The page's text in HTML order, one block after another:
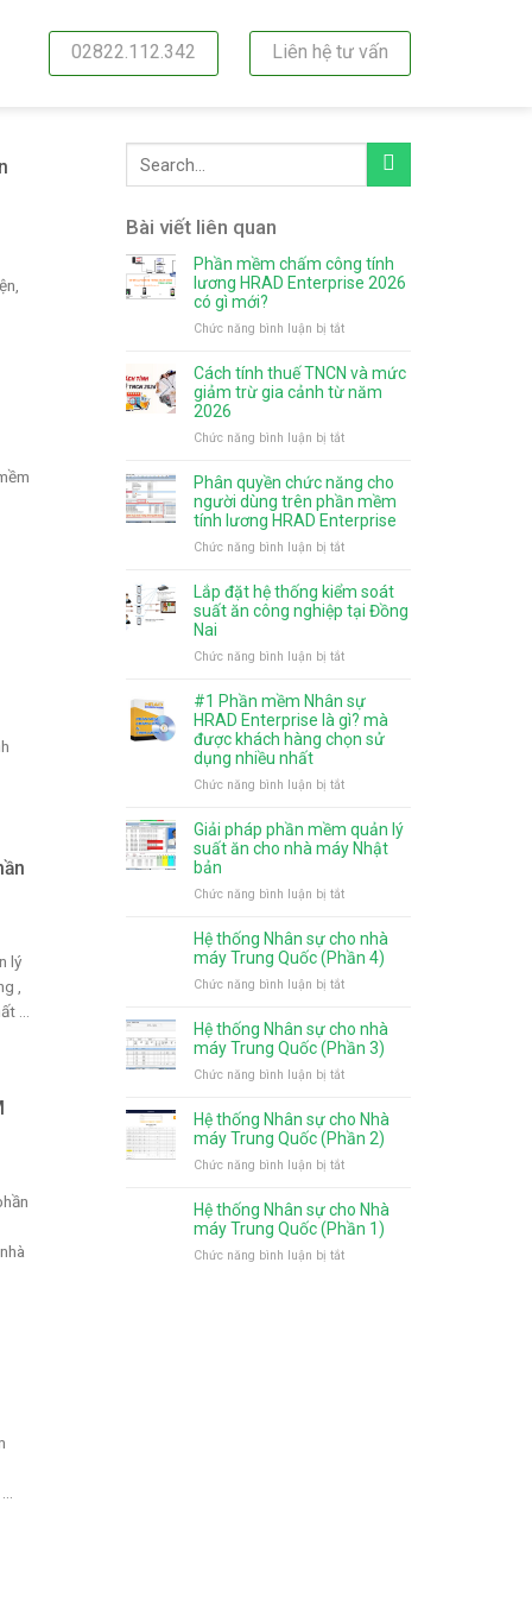
02822.112.342 Liên hệ tư vấn
lý
,
...
Bài viết liên quan
Phần mềm chấm công tính
lương HRAD Enterprise 2026
có gì mới?
Chức năng bình luận bị tắtở
mềm
chấm
Enterprise
2026
có
gì
Cách tính thuế TNCN và mức
giảm trừ gia cảnh từ năm
2026
Chức năng bình luận bị tắtở
tính
thuế
TNCN
trừ
gia
từ
2026
Phân quyền chức năng cho
người dùng trên phần mềm
tính lương HRAD Enterprise
Chức năng bình luận bị tắtở
quyền
chức
trên
phần
mềm
lương
Enterprise
Lắp đặt hệ thống kiểm soát
suất ăn công nghiệp tại Đồng
Nai
Chức năng bình luận bị tắtở
đặt
hệ
thống
công
nghiệp
Đồng
#1 Phần mềm Nhân sự
HRAD Enterprise là gì? mà
được khách hàng chọn sử
dụng nhiều nhất
Chức năng bình luận bị tắtở
Phần
mềm
là
gì?
mà
khách
hàng
nhiều
nhất
Giải pháp phần mềm quản lý
suất ăn cho nhà máy Nhật
bản
Chức năng bình luận bị tắtở
pháp
phần
quản
suất
ăn
cho
máy
Nhật
Hệ thống Nhân sự cho nhà
máy Trung Quốc (Phần 4)
Chức năng bình luận bị tắtở
thống
Nhân
cho
máy
Trung
Quốc
4)
Hệ thống Nhân sự cho nhà
máy Trung Quốc (Phần 3)
Chức năng bình luận bị tắtở
thống
Nhân
cho
máy
Trung
Quốc
Hệ thống Nhân sự cho Nhà
máy Trung Quốc (Phần 2)
Chức năng bình luận bị tắtở
thống
Nhân
cho
Hệ thống Nhân sự cho Nhà
máy Trung Quốc (Phần 1)
Chức năng bình luận bị tắtở